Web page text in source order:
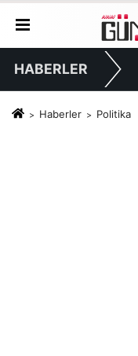
HABERLER
Haberler Politika